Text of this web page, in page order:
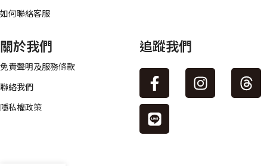
如何聯絡客服
關於我們
免責聲明及服務條款
聯絡我們
隱私權政策
追蹤我們